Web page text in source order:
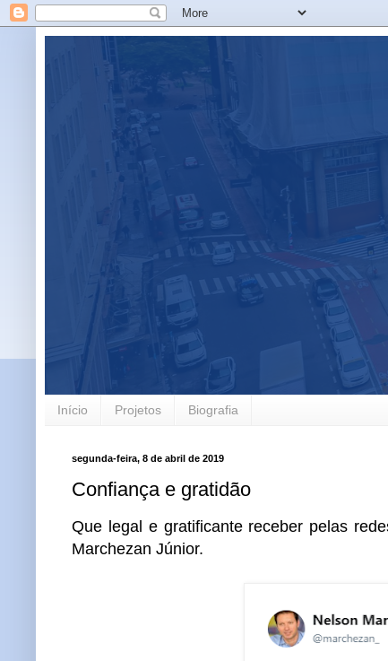
Início Projetos Biografia
segunda-feira, 8 de abril de 2019
Confiança e gratidão
Que legal e gratificante receber pelas
Marchezan Júnior.